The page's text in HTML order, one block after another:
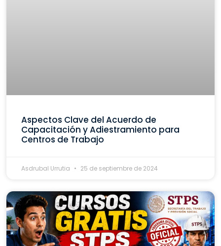
Aspectos Clave del Acuerdo de
Capacitación y Adiestramiento para
Centros de Trabajo
Asdrubal Urrutia 25 de septiembre de 2024